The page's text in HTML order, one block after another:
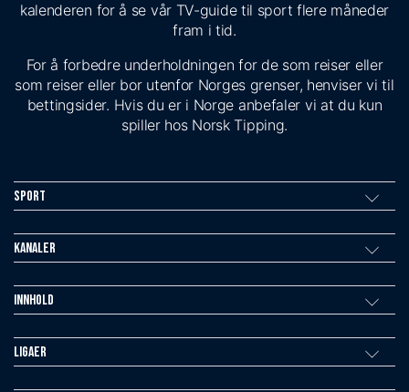
kalenderen for å se vår TV-guide til sport flere måneder
fram i tid.
For å forbedre underholdningen for de som reiser eller
som reiser eller bor utenfor Norges grenser, henviser vi til
bettingsider. Hvis du er i Norge anbefaler vi at du kun
spiller hos Norsk Tipping.
Sport
Kanaler
Innhold
Ligaer